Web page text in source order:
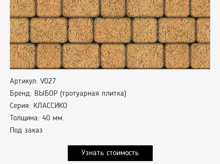
Артикул: V027
Бренд: ВЫБОР (тротуарная плитка)
Серия: КЛАССИКО
Толщина: 40 мм.
Под заказ
Узнать стоимость